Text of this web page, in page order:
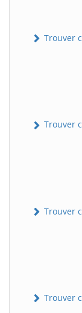
Trouver
Trouver
Trouver
Trouver